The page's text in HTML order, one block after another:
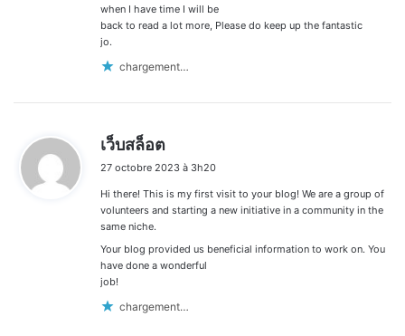
when I have time I will be
back to read a lot more, Please do keep up the fantastic
jo.
chargement…
เว็บสล็อต
t
:
27 octobre 2023 à 3h20
Hi there! This is my first visit to your blog! We are a group of
volunteers and starting a new initiative in a community in the
same niche.
Your blog provided us beneficial information to work on. You
have done a wonderful
job!
chargement…